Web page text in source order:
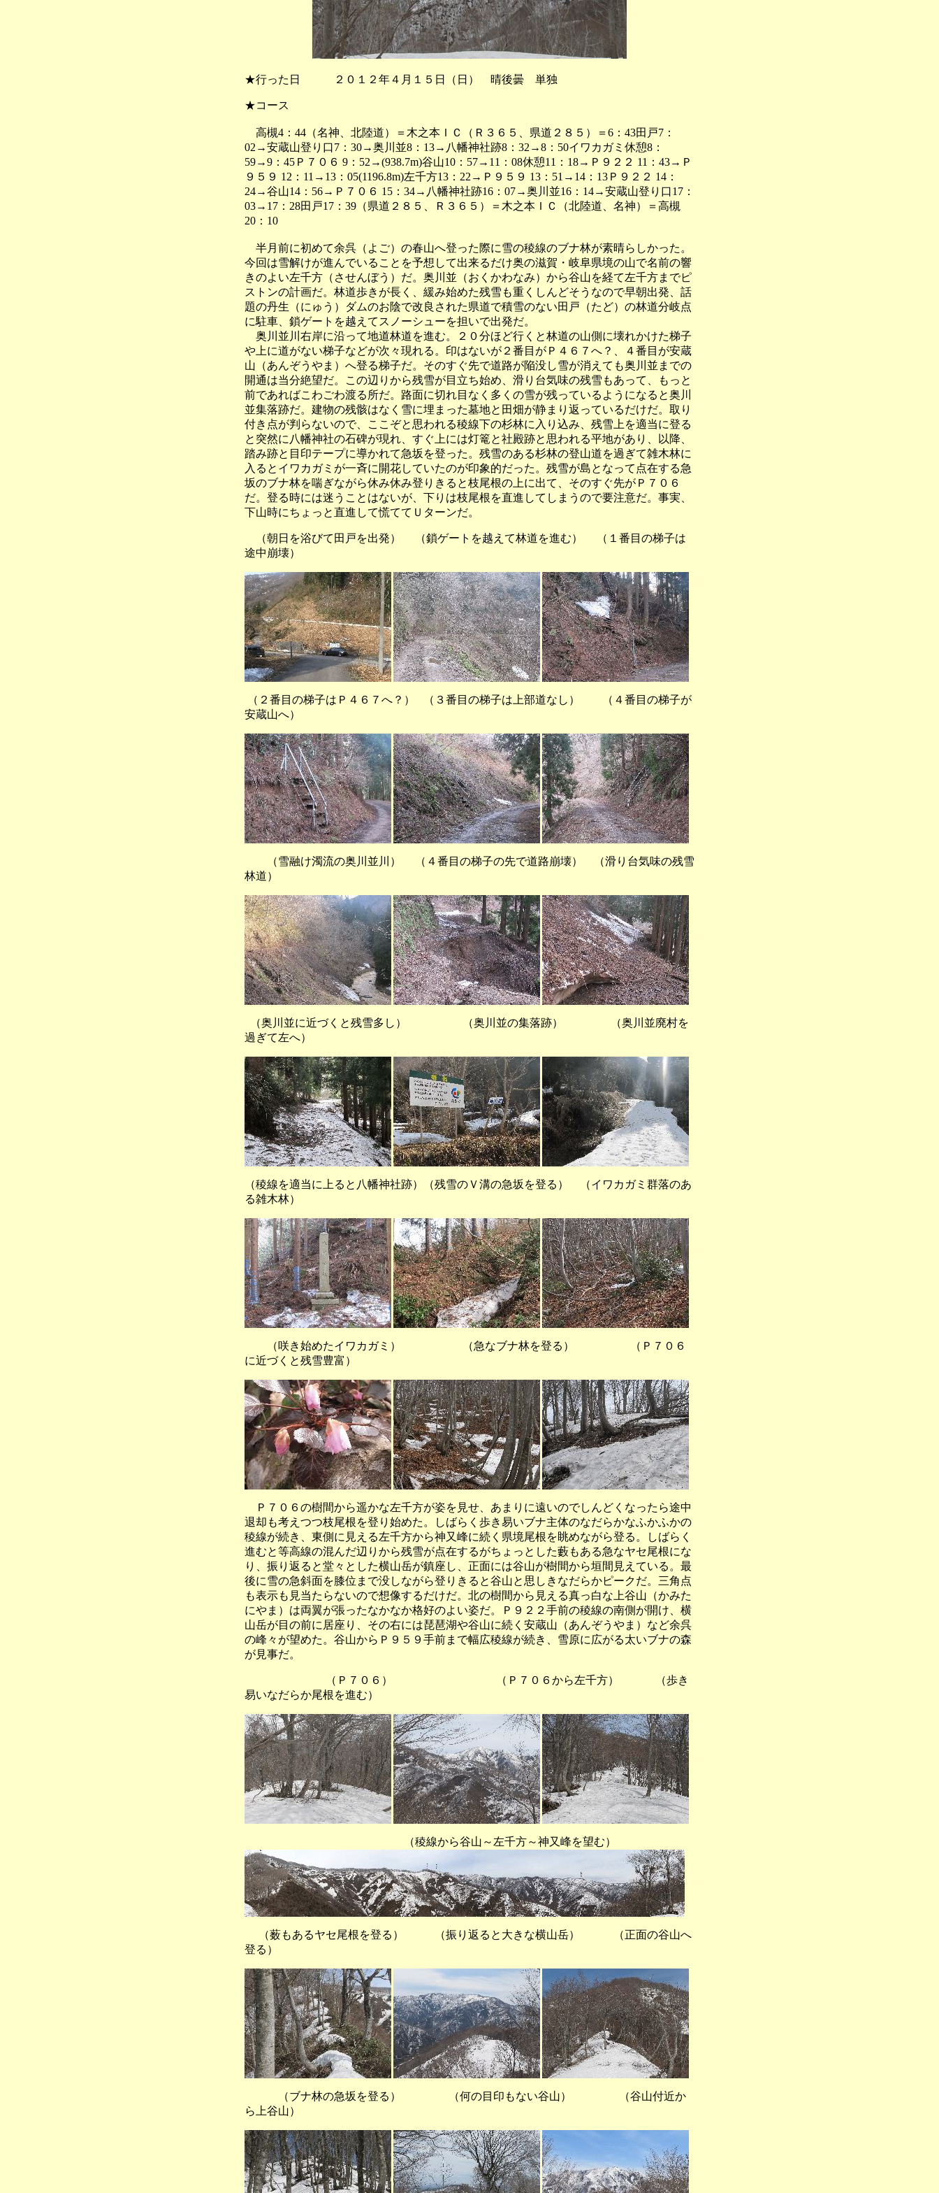
★行った日 ２０１２年４月１５日（日） 晴後曇 単独
★コース
高槻4：44（名神、北陸道）＝木之本ＩＣ（Ｒ３６５、県道２８５）＝6：43田戸7：
02→安蔵山登り口7：30→奥川並8：13→八幡神社跡8：32→8：50イワカガミ休憩8：
59→9：45Ｐ７０６ 9：52→(938.7m)谷山10：57→11：08休憩11：18→Ｐ９２２ 11：43→Ｐ
９５９ 12：11→13：05(1196.8m)左千方13：22→Ｐ９５９ 13：51→14：13Ｐ９２２ 14：
24→谷山14：56→Ｐ７０６ 15：34→八幡神社跡16：07→奥川並16：14→安蔵山登り口17：
03→17：28田戸17：39（県道２８５、Ｒ３６５）＝木之本ＩＣ（北陸道、名神）＝高槻
20：10
半月前に初めて余呉（よご）の春山へ登った際に雪の稜線のブナ林が素晴らしかった。
今回は雪解けが進んでいることを予想して出来るだけ奥の滋賀・岐阜県境の山で名前の響
きのよい左千方（させんぼう）だ。奥川並（おくかわなみ）から谷山を経て左千方までピ
ストンの計画だ。林道歩きが長く、緩み始めた残雪も重くしんどそうなので早朝出発、話
題の丹生（にゅう）ダムのお陰で改良された県道で積雪のない田戸（たど）の林道分岐点
に駐車、鎖ゲートを越えてスノーシューを担いで出発だ。
奥川並川右岸に沿って地道林道を進む。２０分ほど行くと林道の山側に壊れかけた梯子
や上に道がない梯子などが次々現れる。印はないが２番目がＰ４６７へ？、４番目が安蔵
山（あんぞうやま）へ登る梯子だ。そのすぐ先で道路が陥没し雪が消えても奥川並までの
開通は当分絶望だ。この辺りから残雪が目立ち始め、滑り台気味の残雪もあって、もっと
前であればこわごわ渡る所だ。路面に切れ目なく多くの雪が残っているようになると奥川
並集落跡だ。建物の残骸はなく雪に埋まった墓地と田畑が静まり返っているだけだ。取り
付き点が判らないので、ここぞと思われる稜線下の杉林に入り込み、残雪上を適当に登る
と突然に八幡神社の石碑が現れ、すぐ上には灯篭と社殿跡と思われる平地があり、以降、
踏み跡と目印テープに導かれて急坂を登った。残雪のある杉林の登山道を過ぎて雑木林に
入るとイワカガミが一斉に開花していたのが印象的だった。残雪が島となって点在する急
坂のブナ林を喘ぎながら休み休み登りきると枝尾根の上に出て、そのすぐ先がＰ７０６
だ。登る時には迷うことはないが、下りは枝尾根を直進してしまうので要注意だ。事実、
下山時にちょっと直進して慌ててＵターンだ。
（朝日を浴びて田戸を出発） （鎖ゲートを越えて林道を進む） （１番目の梯子は
途中崩壊）
（２番目の梯子はＰ４６７へ？） （３番目の梯子は上部道なし） （４番目の梯子が
安蔵山へ）
（雪融け濁流の奥川並川） （４番目の梯子の先で道路崩壊） （滑り台気味の残雪
林道）
（奥川並に近づくと残雪多し） （奥川並の集落跡） （奥川並廃村を
過ぎて左へ）
（稜線を適当に上ると八幡神社跡）（残雪のＶ溝の急坂を登る） （イワカガミ群落のあ
る雑木林）
（咲き始めたイワカガミ） （急なブナ林を登る） （Ｐ７０６
に近づくと残雪豊富）
Ｐ７０６の樹間から遥かな左千方が姿を見せ、あまりに遠いのでしんどくなったら途中
退却も考えつつ枝尾根を登り始めた。しばらく歩き易いブナ主体のなだらかなふかふかの
稜線が続き、東側に見える左千方から神又峰に続く県境尾根を眺めながら登る。しばらく
進むと等高線の混んだ辺りから残雪が点在するがちょっとした藪もある急なヤセ尾根にな
り、振り返ると堂々とした横山岳が鎮座し、正面には谷山が樹間から垣間見えている。最
後に雪の急斜面を膝位まで没しながら登りきると谷山と思しきなだらかピークだ。三角点
も表示も見当たらないので想像するだけだ。北の樹間から見える真っ白な上谷山（かみた
にやま）は両翼が張ったなかなか格好のよい姿だ。Ｐ９２２手前の稜線の南側が開け、横
山岳が目の前に居座り、その右には琵琶湖や谷山に続く安蔵山（あんぞうやま）など余呉
の峰々が望めた。谷山からＰ９５９手前まで幅広稜線が続き、雪原に広がる太いブナの森
が見事だ。
（Ｐ７０６） （Ｐ７０６から左千方） （歩き
易いなだらか尾根を進む）
（稜線から谷山～左千方～神又峰を望む）
（薮もあるヤセ尾根を登る） （振り返ると大きな横山岳） （正面の谷山へ
登る）
（ブナ林の急坂を登る） （何の目印もない谷山） （谷山付近か
ら上谷山）